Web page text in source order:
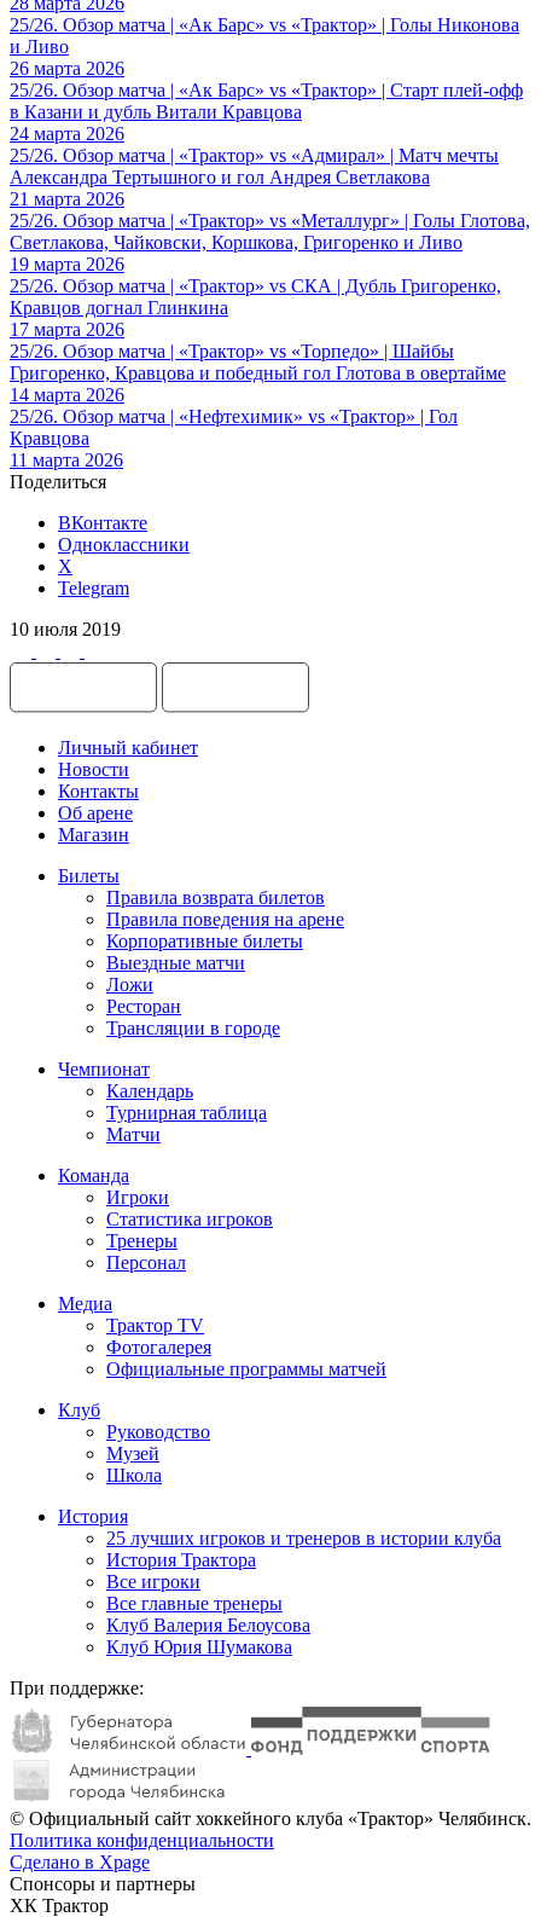
25/26. Обзор матча | «Ак Барс» vs «Трактор» | Голы Никонова
и Ливо
26 марта 2026
25/26. Обзор матча | «Ак Барс» vs «Трактор» | Старт плей-офф
в Казани и дубль Витали Кравцова
24 марта 2026
25/26. Обзор матча | «Трактор» vs «Адмирал» | Матч мечты
Александра Тертышного и гол Андрея Светлакова
21 марта 2026
25/26. Обзор матча | «Трактор» vs «Металлург» | Голы Глотова,
Светлакова, Чайковски, Коршкова, Григоренко и Ливо
19 марта 2026
25/26. Обзор матча | «Трактор» vs СКА | Дубль Григоренко,
Кравцов догнал Глинкина
17 марта 2026
25/26. Обзор матча | «Трактор» vs «Торпедо» | Шайбы
Григоренко, Кравцова и победный гол Глотова в овертайме
14 марта 2026
25/26. Обзор матча | «Нефтехимик» vs «Трактор» | Гол
Кравцова
11 марта 2026
Поделиться
ВКонтакте
Одноклассники
X
Telegram
10 июля 2019
Личный кабинет
Новости
Контакты
Об арене
Магазин
Билеты
Правила возврата билетов
Правила поведения на арене
Корпоративные билеты
Выездные матчи
Ложи
Ресторан
Трансляции в городе
Чемпионат
Календарь
Турнирная таблица
Матчи
Команда
Игроки
Статистика игроков
Тренеры
Персонал
Медиа
Трактор TV
Фотогалерея
Официальные программы матчей
Клуб
Руководство
Музей
Школа
История
25 лучших игроков и тренеров в истории клуба
История Трактора
Все игроки
Все главные тренеры
Клуб Валерия Белоусова
Клуб Юрия Шумакова
При поддержке:
© Официальный сайт хоккейного клуба «Трактор» Челябинск.
Политика конфиденциальности
Сделано в Xpage
Спонсоры и партнеры
ХК Трактор